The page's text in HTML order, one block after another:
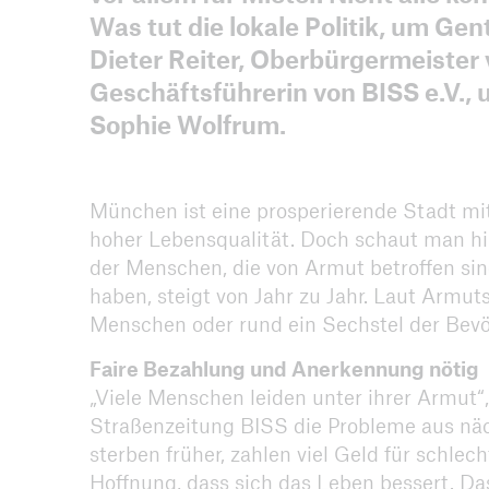
Was tut die lokale Politik, um
Dieter Reiter,
Geschäftsführerin von BISS
Sophie Wolfrum.
München ist eine prosperierende Stadt
hoher Lebensqualität. Doch schaut man
der Menschen, die von Armut betroffen
haben, steigt von Jahr zu Jahr. Laut
Menschen oder rund ein Sechstel der
Faire Bezahlung und Anerkennung nötig
„Viele Menschen leiden unter ihrer
Straßenzeitung BISS die Probleme aus
sterben früher, zahlen viel Geld für
Hoffnung, dass sich das Leben bessert.